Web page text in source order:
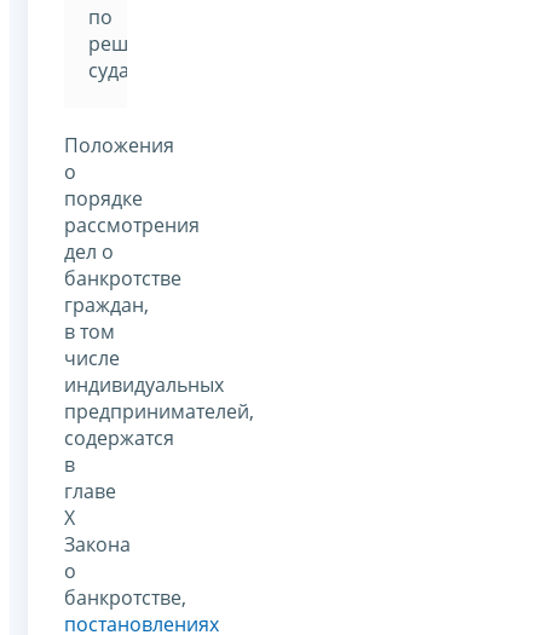
по
решению
суда.
Положения
о
порядке
рассмотрения
дел о
банкротстве
граждан,
в том
числе
индивидуальных
предпринимателей,
содержатся
в
главе
Х
Закона
о
банкротстве,
постановлениях